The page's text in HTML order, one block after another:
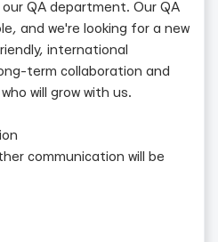
QA department. Our QA
and we're looking for a new
international
term collaboration and
will grow with us.
communication will be